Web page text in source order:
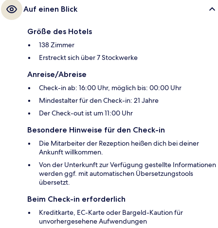
Auf einen Blick
Größe des Hotels
138 Zimmer
Erstreckt sich über 7 Stockwerke
Anreise/Abreise
Check-in ab: 16:00 Uhr, möglich bis: 00:00 Uhr
Mindestalter für den Check-in: 21 Jahre
Der Check-out ist um 11:00 Uhr
Besondere Hinweise für den Check-in
Die Mitarbeiter der Rezeption heißen dich bei deiner
Ankunft willkommen.
Von der Unterkunft zur Verfügung gestellte Informationen
werden ggf. mit automatischen Übersetzungstools
übersetzt.
Beim Check-in erforderlich
Kreditkarte, EC-Karte oder Bargeld-Kaution für
unvorhergesehene Aufwendungen